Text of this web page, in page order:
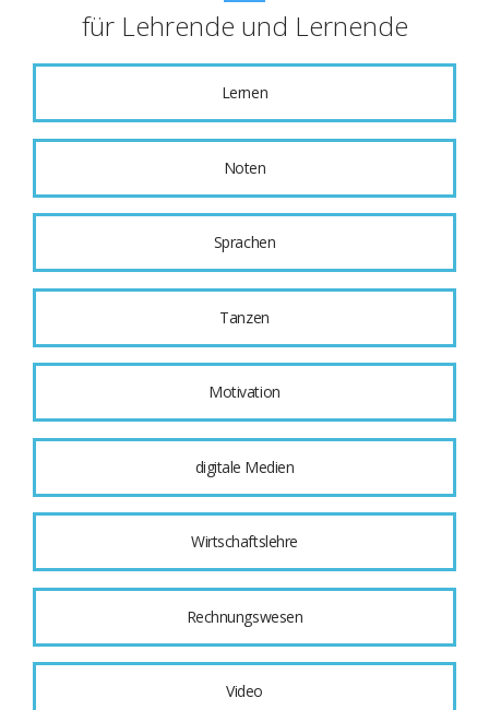
für Lehrende und Lernende
Lernen
Noten
Sprachen
Tanzen
Motivation
digitale Medien
Wirtschaftslehre
Rechnungswesen
Video